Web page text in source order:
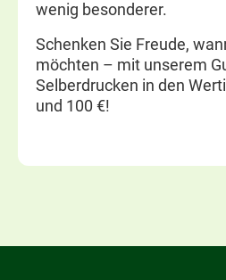
wenig besonderer.
Schenken Sie Freude,
möchten – mit unserem
Selberdrucken in den
und 100 €!